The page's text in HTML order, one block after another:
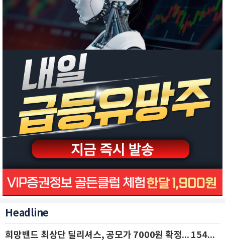
Headline
희망밴드 최상단 딜리셔스, 공모가 7000원 확정... 154억 규모 IPO 돌입